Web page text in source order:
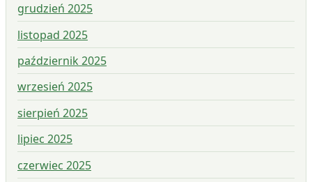
grudzień 2025
listopad 2025
październik 2025
wrzesień 2025
sierpień 2025
lipiec 2025
czerwiec 2025